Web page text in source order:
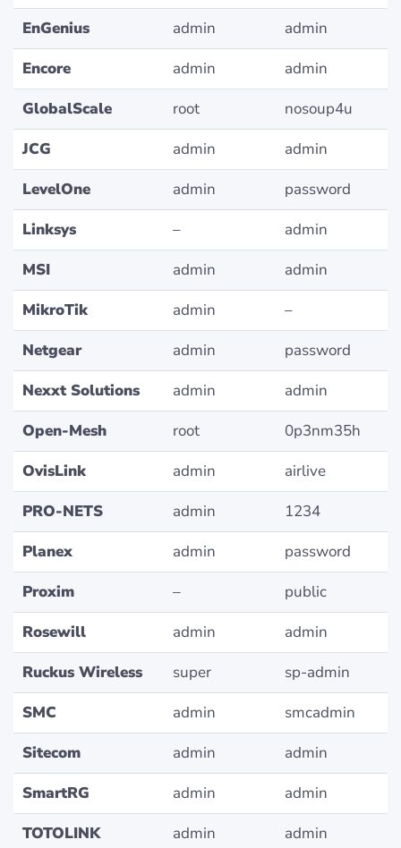
EnGenius
admin
admin
Encore
admin
admin
GlobalScale
root
nosoup4u
JCG
admin
admin
LevelOne
admin
password
Linksys
–
admin
MSI
admin
admin
MikroTik
admin
–
Netgear
admin
password
Nexxt Solutions
admin
admin
Open-Mesh
root
0p3nm35h
OvisLink
admin
airlive
PRO-NETS
admin
1234
Planex
admin
password
Proxim
–
public
Rosewill
admin
admin
Ruckus Wireless
super
sp-admin
SMC
admin
smcadmin
Sitecom
admin
admin
SmartRG
admin
admin
TOTOLINK
admin
admin